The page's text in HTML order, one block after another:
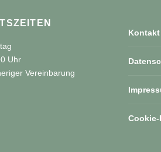
Uhr
Vereinbarung
Kontakt